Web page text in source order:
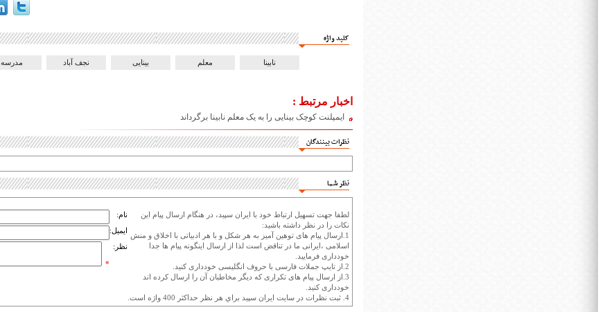
کلید واژه
نابینا معلم بینایی نجف آباد مدرسه
اخبار مرتبط :
ایمپلنت کوچک بینایی را به یک معلم نابینا برگرداند
نظرات بینندگان
نظر شما
لطفا جهت تسهیل ارتباط خود با ایران سپید، در هنگام ارسال پیام این
نکات را در نظر داشته باشید:
1.ارسال پیام های توهین آمیز به هر شکل و با هر ادبیاتی با اخلاق و منش
اسلامی ،ایرانی ما در تناقض است لذا از ارسال اینگونه پیام ها جدا
خودداری فرمایید.
2.از تایپ جملات فارسی با حروف انگلیسی خودداری کنید.
3.از ارسال پیام های تکراری که دیگر مخاطبان آن را ارسال کرده اند
خودداری کنید.
4. ثبت نظرات در سايت ايران سپيد براي هر نظر حداکثر 400 واژه است.
نام:
ایمیل:
نظر:
*